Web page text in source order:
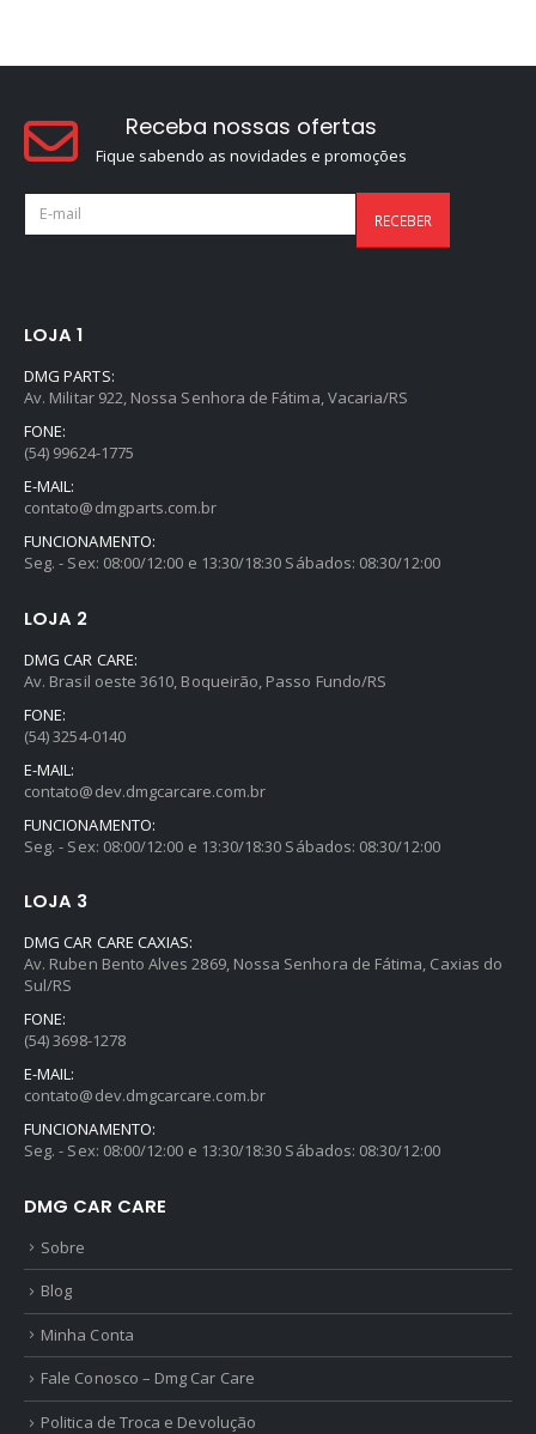
Receba nossas ofertas
Fique sabendo as novidades e promoções
LOJA 1
DMG PARTS:
Av. Militar 922, Nossa Senhora de Fátima, Vacaria/RS
FONE:
(54) 99624-1775
E-MAIL:
contato@dmgparts.com.br
FUNCIONAMENTO:
Seg. - Sex: 08:00/12:00 e 13:30/18:30 Sábados: 08:30/12:00
LOJA 2
DMG CAR CARE:
Av. Brasil oeste 3610, Boqueirão, Passo Fundo/RS
FONE:
(54) 3254-0140
E-MAIL:
contato@dev.dmgcarcare.com.br
FUNCIONAMENTO:
Seg. - Sex: 08:00/12:00 e 13:30/18:30 Sábados: 08:30/12:00
LOJA 3
DMG CAR CARE CAXIAS:
Av. Ruben Bento Alves 2869, Nossa Senhora de Fátima, Caxias do
Sul/RS
FONE:
(54) 3698-1278
E-MAIL:
contato@dev.dmgcarcare.com.br
FUNCIONAMENTO:
Seg. - Sex: 08:00/12:00 e 13:30/18:30 Sábados: 08:30/12:00
DMG CAR CARE
Sobre
Blog
Minha Conta
Fale Conosco – Dmg Car Care
Politica de Troca e Devolução